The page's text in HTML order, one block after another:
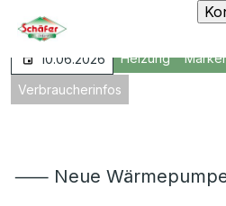
10.06.2026 Heizung
Verbraucherinfos
⸺ Neue Wärmepumpe